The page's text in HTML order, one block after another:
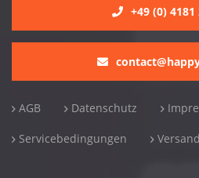
+49 (0) 4181
AGB Datenschutz
Servicebedingungen